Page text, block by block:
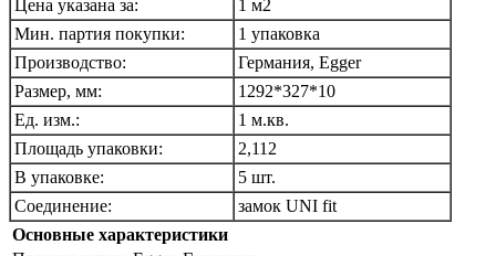
Цена указана за:
1 м2
Мин. партия покупки:
1 упаковка
Производство:
Германия, Egger
Размер, мм:
1292*327*10
Ед. изм.:
1 м.кв.
Площадь упаковки:
2,112
В упаковке:
5 шт.
Соединение:
замок UNI fit
Основные характеристики